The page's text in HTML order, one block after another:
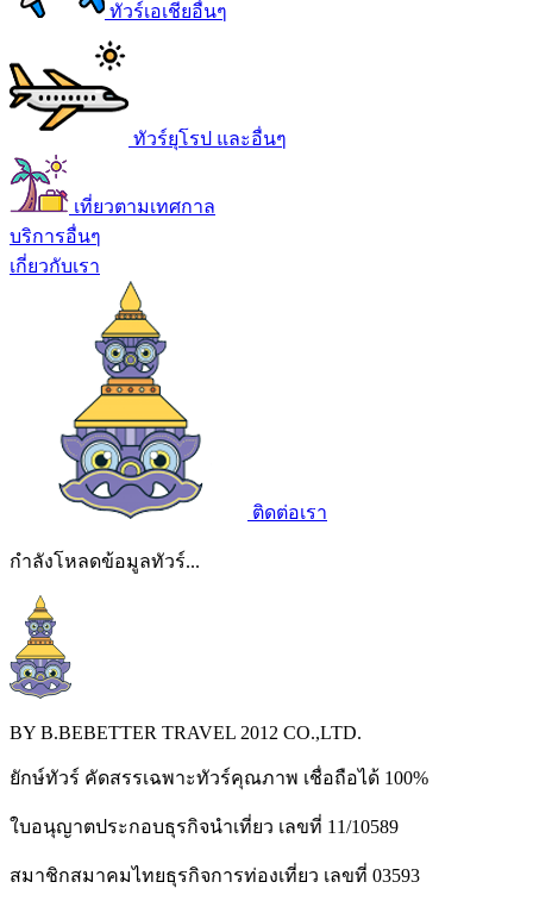
ทัวร์เอเชียอื่นๆ
ทัวร์ยุโรป และอื่นๆ
เที่ยวตามเทศกาล
บริการอื่นๆ
เกี่ยวกับเรา
ติดต่อเรา
กำลังโหลดข้อมูลทัวร์...
BY B.BEBETTER TRAVEL 2012 CO.,LTD.
ยักษ์ทัวร์ คัดสรรเฉพาะทัวร์คุณภาพ เชื่อถือได้ 100%
ใบอนุญาตประกอบธุรกิจนำเที่ยว เลขที่ 11/10589
สมาชิกสมาคมไทยธุรกิจการท่องเที่ยว เลขที่ 03593